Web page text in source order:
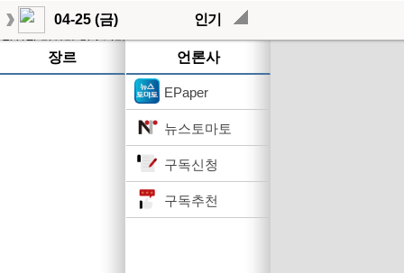
04-25 (금) 인기
장르 언론사
EPaper
뉴스토마토
구독신청
구독추천
작성된 기사가 없습니다.